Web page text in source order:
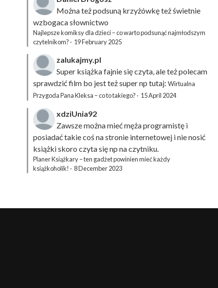
Można też podsuną krzyżówkęteż świetnie
wzbogaca słownictwo
Najlepsze komiksy dla dzieci – co warto podsunąć najmłodszym
czytelnikom? · 19 February 2025
zalukajmy.pl
Super książka fajnie się czyta, ale też polecam
sprawdzić film bo jest też super np tutaj: Wirtualna
Przygoda Pana Kleksa – co to takiego? · 15 April 2024
xdziUnia92
Zawsze można mieć męża programistę i
posiadać takie coś na stronie internetowej i nie nosić
książki skoro czyta się np na czytniku.
Planer Książkary – ten gadżet powinien mieć każdy
książkoholik! · 8 December 2023